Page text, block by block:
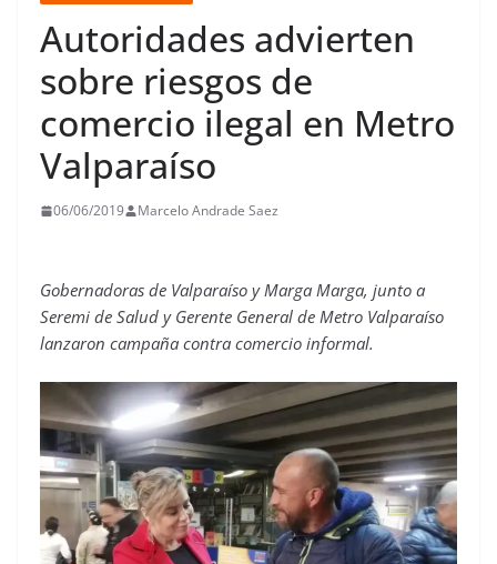
Autoridades advierten
sobre riesgos de
comercio ilegal en Metro
Valparaíso
06/06/2019 Marcelo Andrade Saez
Gobernadoras de Valparaíso y Marga Marga, junto a
Seremi de Salud y Gerente General de Metro Valparaíso
lanzaron campaña contra comercio informal.